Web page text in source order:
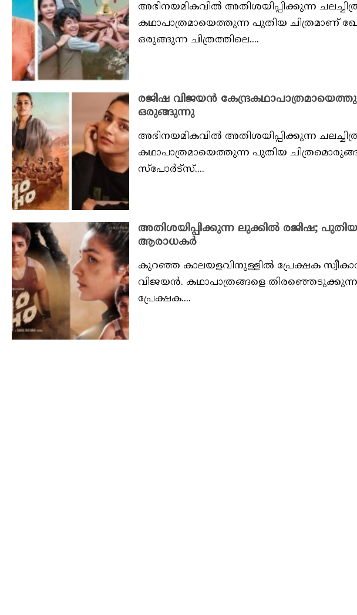
അഭിനയമികവില്‍ അതിശയിപ്പിക്കുന്ന
കഥാപാത്രമായെത്തുന്ന പുതിയ ചിത്രമാണ്
ഒരുങ്ങുന്ന ചിത്രത്തിലെ....
രജിഷ വിജയന്‍
ഒരുങ്ങുന്നു
അഭിനയമികവില്‍ അതിശയിപ്പിക്കുന്ന
കഥാപാത്രമായെത്തുന്ന പുതിയ
സ്‌പോര്‍ട്‌സ്....
അതിശയിപ്പിക്കുന്ന ലുക്കിൽ രജിഷ; പുതിയ
ആരാധകർ
കുറഞ്ഞ കാലയളവിനുള്ളിൽ പ്രേക്ഷക
വിജയൻ. കഥാപാത്രങ്ങളെ
പ്രേക്ഷക....